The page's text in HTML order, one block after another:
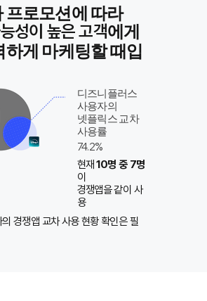
프로모션에 따라
성이 높은 고객에게
하게 마케팅할 때입
​디즈니플러스
사용자의
넷플릭스 교차
사용률
74.2%
​현재10명 중 7명
이
경쟁앱을 같이 사
용
경쟁앱 교차 사용 현황 확인은 필